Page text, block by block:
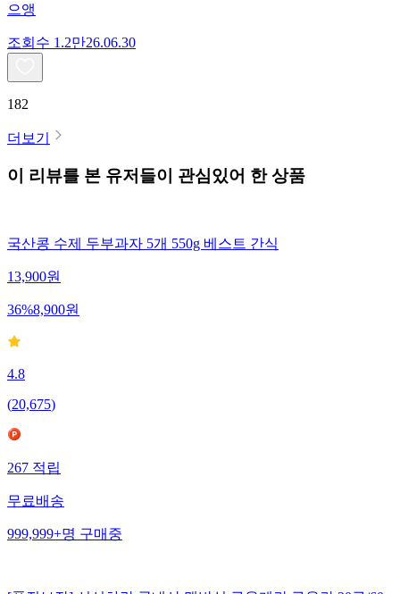
으앵
조회수 1.2만26.06.30
182
더보기
이 리뷰를 본 유저들이 관심있어 한 상품
국산콩 수제 두부과자 5개 550g 베스트 간식
13,900원
36%8,900원
4.8
(20,675)
267 적립
무료배송
999,999+명 구매중